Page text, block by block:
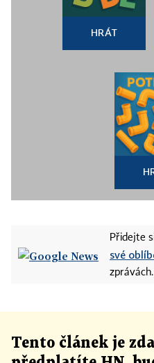
HRÁT
Přidejte
své
zprávách.
Tento článek je